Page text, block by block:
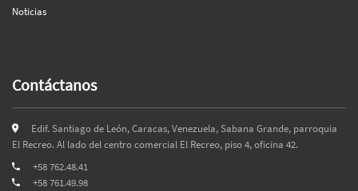
Noticias
Contáctanos
Edif. Santiago de León, Caracas, Venezuela, Sabana Grande, parroquia
El Recreo. Al lado del centro comercial El Recreo, piso 4, oficina 42.
+58 762.48.41
+58 761.49.98